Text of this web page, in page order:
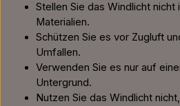
Stellen Sie das Windlicht nicht
Materialien.
Schützen Sie es vor Zugluft
Umfallen.
Verwenden Sie es nur auf
Untergrund.
Nutzen Sie das Windlicht